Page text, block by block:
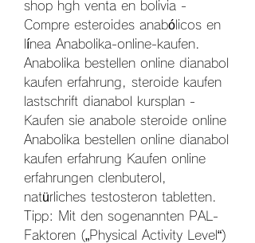
shop hgh venta en bolivia -
Compre esteroides anabólicos en
línea Anabolika-online-kaufen.
Anabolika bestellen online dianabol
kaufen erfahrung, steroide kaufen
lastschrift dianabol kursplan -
Kaufen sie anabole steroide online
Anabolika bestellen online dianabol
kaufen erfahrung Kaufen online
erfahrungen clenbuterol,
natürliches testosteron tabletten.
Tipp: Mit den sogenannten PAL-
Faktoren („Physical Activity Level“)